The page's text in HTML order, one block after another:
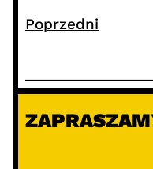
Poprzedni